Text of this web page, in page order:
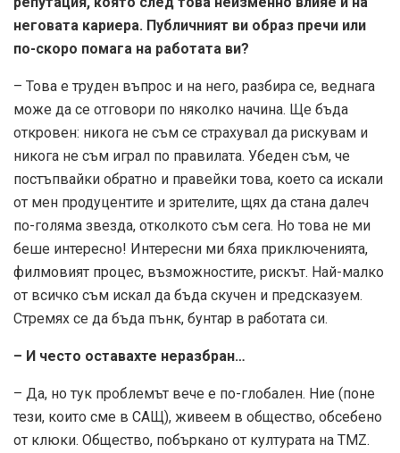
неговата кариера. Публичният ви образ пречи или
по-скоро помага на работата ви?
– Това е труден въпрос и на него, разбира се, веднага
може да се отговори по няколко начина. Ще бъда
откровен: никога не съм се страхувал да рискувам и
никога не съм играл по правилата. Убеден съм, че
постъпвайки обратно и правейки това, което са искали
от мен продуцентите и зрителите, щях да стана далеч
по-голяма звезда, отколкото съм сега. Но това не ми
беше интересно! Интересни ми бяха приключенията,
филмовият процес, възможностите, рискът. Най-малко
от всичко съм искал да бъда скучен и предсказуем.
Стремях се да бъда пънк, бунтар в работата си.
– И често оставахте неразбран…
– Да, но тук проблемът вече е по-глобален. Ние (поне
тези, които сме в САЩ), живеем в общество, обсебено
от клюки. Общество, побъркано от културата на TMZ.